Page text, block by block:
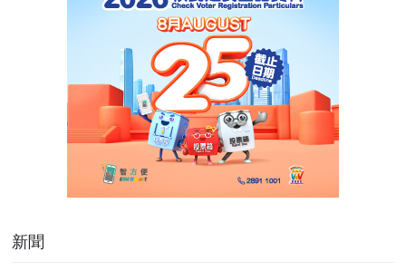
新聞